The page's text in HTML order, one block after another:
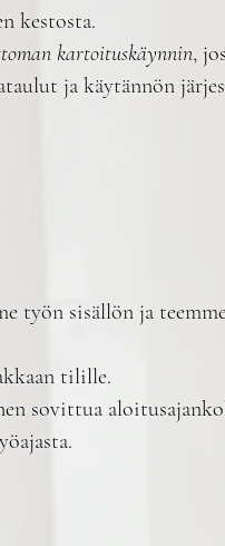
kestosta.
kartoituskäynnin,
ja käytännön
työn sisällön ja teemme
tilille.
sovittua